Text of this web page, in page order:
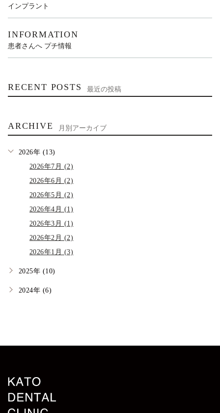
インプラント
INFORMATION
患者さんへ プチ情報
RECENT POSTS 最近の投稿
ARCHIVE 月別アーカイブ
2026年 (13)
2026年7月 (2)
2026年6月 (2)
2026年5月 (2)
2026年4月 (1)
2026年3月 (1)
2026年2月 (2)
2026年1月 (3)
2025年 (10)
2024年 (6)